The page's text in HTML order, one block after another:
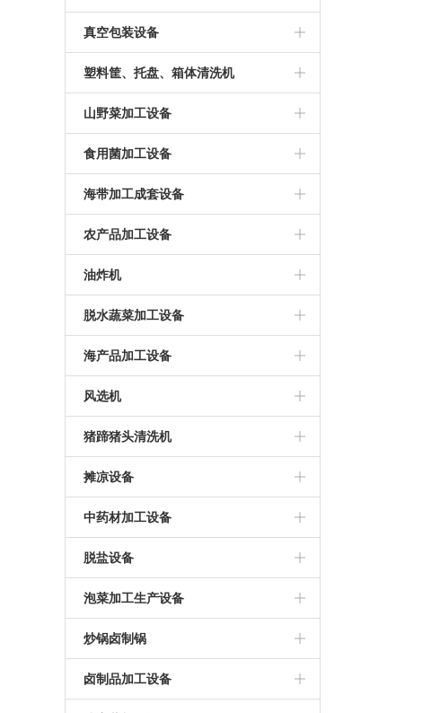
切片机
蔬菜切丝机
速冻玉米加工设备
玉米速冻加工流水线
玉米清洗机
全自动蔬菜脱水机
大姜清洗机
真空包装设备
真空包装机设备
塑料筐、托盘、箱体清洗机
周转箱清洗机
托盘清洗机
洗筐机
山野菜加工设备
野菜杀青机
山野菜加工生产线
山野菜漂烫机
山野菜清洗机
食用菌加工设备
菌菇蒸煮生产线
盐渍加工设备
食用菌清洗机
预煮机
海带加工成套设备
海带加工设备
海带切丝机
海带泡发机
海带清洗机
海带蒸煮机
农产品加工设备
卤味花生加工设备
藕加工设备
农产品蒸煮机
农产品清洗机
油炸机
油炸锅
半自动油炸机
脱水蔬菜加工设备
蔬菜脱水生产线
胡萝卜脱水加工设备
海产品加工设备
小鱼仔加工设备
蒸煮机
海产品清洗机
风选机
果蔬风选机
猪蹄猪头清洗机
猪蹄清洗机
摊凉设备
摊凉机
中药材加工设备
药材清洗机
中药材清洗烘干线
成套加工设备
脱盐设备
脱盐机
泡菜加工生产设备
泡菜加工设备
炒锅卤制锅
卤制锅
卤制品加工设备